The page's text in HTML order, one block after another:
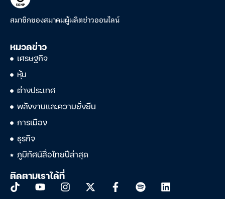
สมาชิกของสมาคมผู้ผลิตข่าวออนไลน์
หมวดข่าว
เศรษฐกิจ
หุ้น
ต่างประเทศ
พลังงานและความยั่งยืน
การเมือง
ธุรกิจ
ภูมิทัศน์สื่อไทยปีล่าสุด
ติดตามเราได้ที่